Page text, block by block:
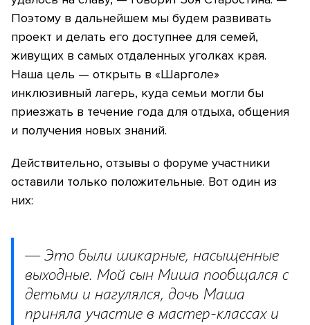
Поэтому в дальнейшем мы будем развивать
проект и делать его доступнее для семей,
живущих в самых отдаленных уголках края.
Наша цель — открыть в «Шарголе»
инклюзивный лагерь, куда семьи могли бы
приезжать в течение года для отдыха, общения
и получения новых знаний.
Действительно, отзывы о форуме участники
оставили только положительные. Вот один из
них:
— Это были шикарные, насыщенные
выходные. Мой сын Миша пообщался с
детьми и нагулялся, дочь Маша
приняла участие в мастер-классах и